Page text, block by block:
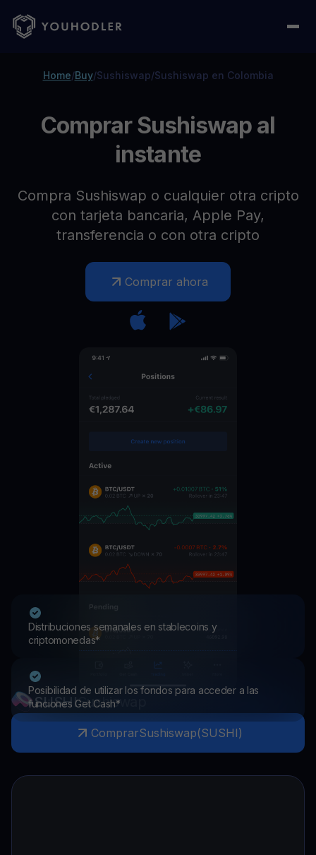
Home/Buy/Sushiswap/Sushiswap en Colombia
Comprar Sushiswap al
instante
Compra Sushiswap o cualquier otra cripto
con tarjeta bancaria, Apple Pay,
transferencia o con otra cripto
Comprar ahora
Distribuciones semanales en stablecoins y
criptomonedas*
Posibilidad de utilizar los fondos para acceder a las
funciones Get Cash*
SUSHISushiswap
ComprarSushiswap(SUSHI)